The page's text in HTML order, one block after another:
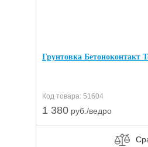
Грунтовка Бетоноконтакт
Код товара: 51604
1 380 руб./ведро